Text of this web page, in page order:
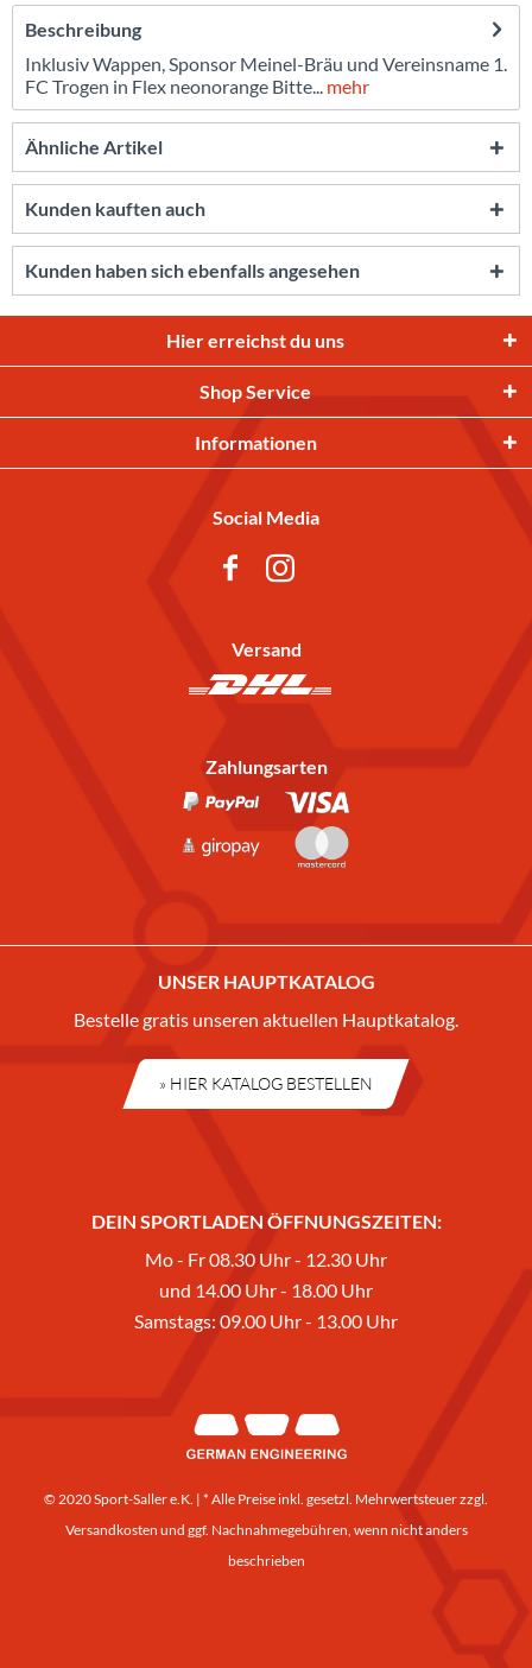
Beschreibung
Inklusiv Wappen, Sponsor Meinel-Bräu und Vereinsname 1.
FC Trogen in Flex neonorange Bitte... mehr
Ähnliche Artikel
Kunden kauften auch
Kunden haben sich ebenfalls angesehen
Hier erreichst du uns
Shop Service
Informationen
Social Media
Versand
Zahlungsarten
UNSER HAUPTKATALOG
Bestelle gratis unseren aktuellen Hauptkatalog.
» HIER KATALOG BESTELLEN
DEIN SPORTLADEN ÖFFNUNGSZEITEN:
Mo - Fr 08.30 Uhr - 12.30 Uhr
und 14.00 Uhr - 18.00 Uhr
Samstags: 09.00 Uhr - 13.00 Uhr
© 2020 Sport-Saller e.K. | * Alle Preise inkl. gesetzl. Mehrwertsteuer zzgl.
Versandkosten und ggf. Nachnahmegebühren, wenn nicht anders
beschrieben